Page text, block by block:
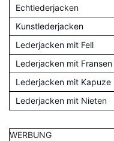
Echtlederjacken
Kunstlederjacken
Lederjacken mit Fell
Lederjacken mit Fransen
Lederjacken mit Kapuze
Lederjacken mit Nieten
WERBUNG